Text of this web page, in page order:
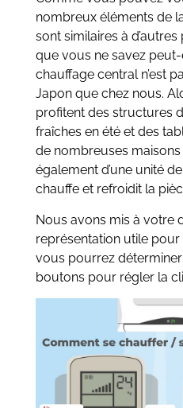
nombreux éléments de
sont similaires à
que vous ne savez peut-
chauffage central n’est
Japon que chez nous.
profitent des structures
fraîches en été et des
de nombreuses
également d’une unité
chauffe et refroidit la
Nous avons mis à votre
représentation utile pour
vous pourrez
boutons pour régler la